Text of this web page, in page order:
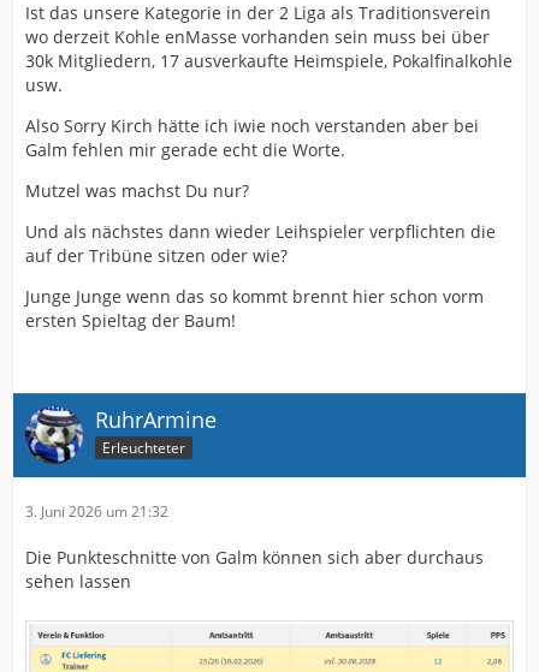
Ist das unsere Kategorie in der 2 Liga als Traditionsverein
wo derzeit Kohle enMasse vorhanden sein muss bei über
30k Mitgliedern, 17 ausverkaufte Heimspiele, Pokalfinalkohle
usw.
Also Sorry Kirch hätte ich iwie noch verstanden aber bei
Galm fehlen mir gerade echt die Worte.
Mutzel was machst Du nur?
Und als nächstes dann wieder Leihspieler verpflichten die
auf der Tribüne sitzen oder wie?
Junge Junge wenn das so kommt brennt hier schon vorm
ersten Spieltag der Baum!
RuhrArmine
Erleuchteter
3. Juni 2026 um 21:32
Die Punkteschnitte von Galm können sich aber durchaus
sehen lassen